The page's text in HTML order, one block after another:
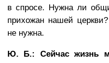
в спросе. Нужна ли
прихожан нашей
не нужна.
Ю. Б.: Сейчас жизнь